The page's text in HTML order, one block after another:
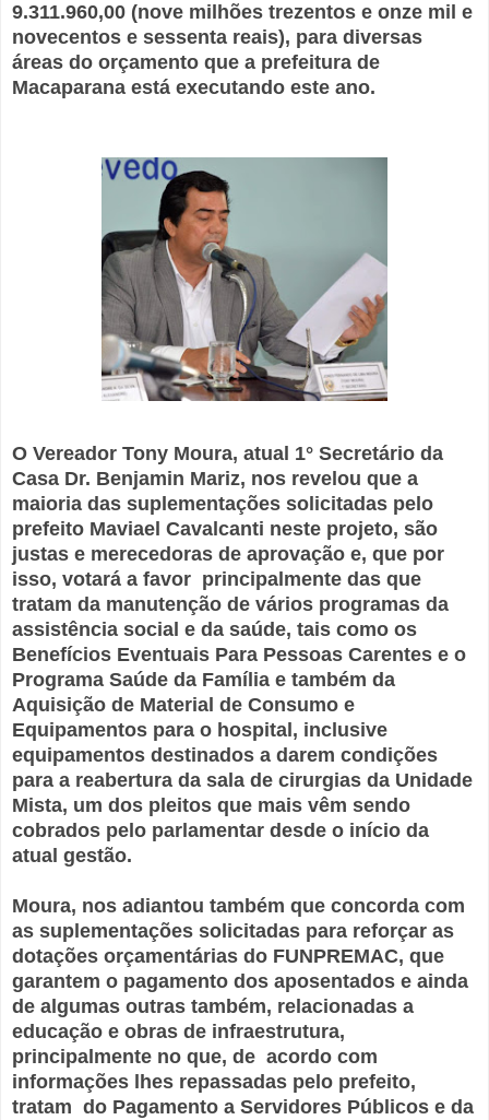
9.311.960,00 (nove milhões trezentos e onze mil e
novecentos e sessenta reais), para diversas
áreas do orçamento que a prefeitura de
Macaparana está executando este ano.
O Vereador Tony Moura, atual 1° Secretário da
Casa Dr. Benjamin Mariz, nos revelou que a
maioria das suplementações solicitadas pelo
prefeito Maviael Cavalcanti neste projeto, são
justas e merecedoras de aprovação e, que por
isso, votará a favor principalmente das que
tratam da manutenção de vários programas da
assistência social e da saúde, tais como os
Benefícios Eventuais Para Pessoas Carentes e o
Programa Saúde da Família e também da
Aquisição de Material de Consumo e
Equipamentos para o hospital, inclusive
equipamentos destinados a darem condições
para a reabertura da sala de cirurgias da Unidade
Mista, um dos pleitos que mais vêm sendo
cobrados pelo parlamentar desde o início da
atual gestão.
Moura, nos adiantou também que concorda com
as suplementações solicitadas para reforçar as
dotações orçamentárias do FUNPREMAC, que
garantem o pagamento dos aposentados e ainda
de algumas outras também, relacionadas a
educação e obras de infraestrutura,
principalmente no que, de acordo com
informações lhes repassadas pelo prefeito,
tratam do Pagamento a Servidores Públicos e da